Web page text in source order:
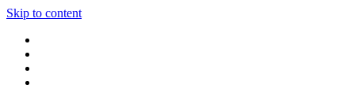
Skip to content